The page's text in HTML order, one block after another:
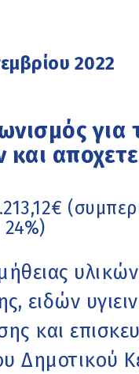
2022
24%)
ειδών
και
Δημοτικού